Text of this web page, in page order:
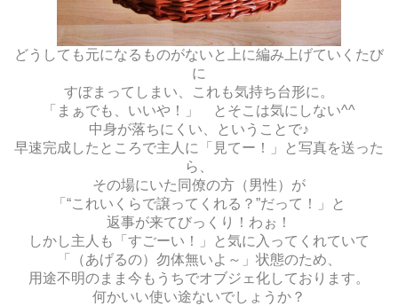
どうしても元になるものがないと上に編み上げていくたび
に
すぼまってしまい、これも気持ち台形に。
「まぁでも、いいや！」 とそこは気にしない^^
中身が落ちにくい、ということで♪
早速完成したところで主人に「見てー！」と写真を送った
ら、
その場にいた同僚の方（男性）が
「“これいくらで譲ってくれる？”だって！」と
返事が来てびっくり！わぉ！
しかし主人も「すごーい！」と気に入ってくれていて
「（あげるの）勿体無いよ～」状態のため、
用途不明のまま今もうちでオブジェ化しております。
何かいい使い途ないでしょうか？